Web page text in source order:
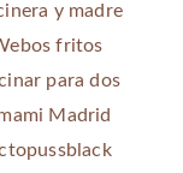
y madre
fritos
para dos
Madrid